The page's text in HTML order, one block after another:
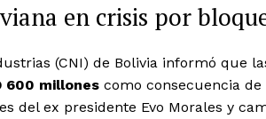
en crisis por
(CNI) de Bolivia informó que
600 millones como consecuencia
del ex presidente Evo Morales y